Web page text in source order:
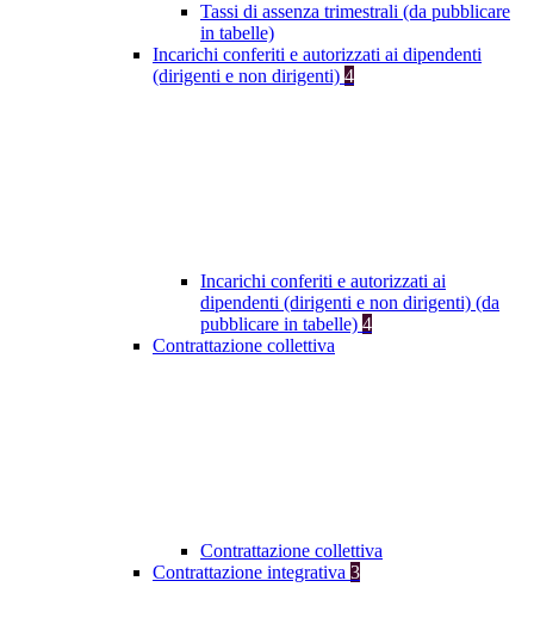
Tassi di assenza trimestrali (da pubblicare
in tabelle)
Incarichi conferiti e autorizzati ai dipendenti
(dirigenti e non dirigenti) 4
Incarichi conferiti e autorizzati ai
dipendenti (dirigenti e non dirigenti) (da
pubblicare in tabelle) 4
Contrattazione collettiva
Contrattazione collettiva
Contrattazione integrativa 3